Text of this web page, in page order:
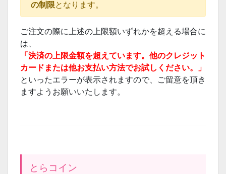
の制限となります。
ご注文の際に上述の上限額いずれかを超える場合に
は、
「決済の上限金額を超えています。他のクレジット
カードまたは他お支払い方法でお試しください。」
といったエラーが表示されますので、ご留意を頂き
ますようお願いいたします。
とらコイン